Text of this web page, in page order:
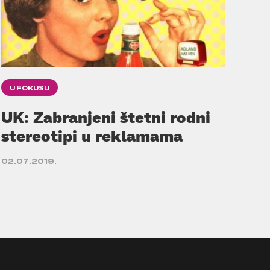
U FOKUSU
UK: Zabranjeni štetni rodni
stereotipi u reklamama
02.07.2019.